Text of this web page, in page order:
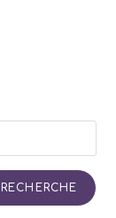
RECHERCHE